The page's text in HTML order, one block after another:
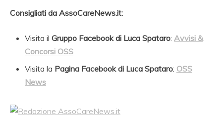
Consigliati da AssoCareNews.it:
Visita il Gruppo Facebook di Luca Spataro: Avvisi &
Concorsi OSS
Visita la Pagina Facebook di Luca Spataro: OSS
News